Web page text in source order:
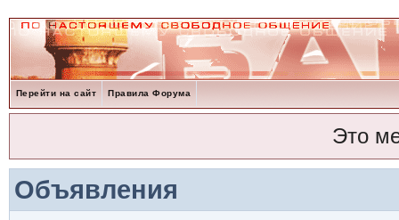
Перейти на сайт Правила Форума
Это
Объявления